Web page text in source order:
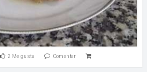
2 Me gusta Comentar